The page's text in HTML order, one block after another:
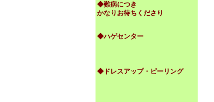
◆難病につき
かなりお待ちくださり
◆ハゲセンター
◆ドレスアップ・ピーリング